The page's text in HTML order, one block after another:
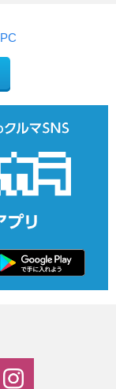
PC